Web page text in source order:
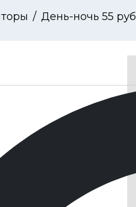
День-ночь 55 руб